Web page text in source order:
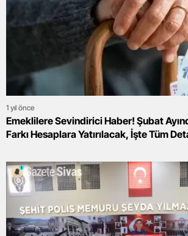
1 yıl önce
Emeklilere Sevindirici Haber! Şubat
Farkı Hesaplara Yatırılacak, İşte Tüm